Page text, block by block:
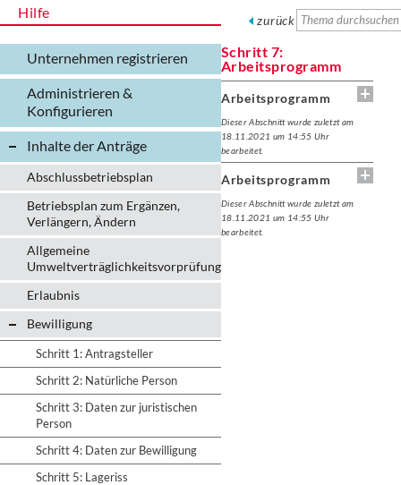
Hilfe
Unternehmen registrieren
Administrieren &
Konfigurieren
Inhalte der Anträge
Abschlussbetriebsplan
Betriebsplan zum Ergänzen,
Verlängern, Ändern
Allgemeine
Umweltverträglichkeitsvorprüfung
Erlaubnis
Bewilligung
Schritt 1: Antragsteller
Schritt 2: Natürliche Person
Schritt 3: Daten zur juristischen
Person
Schritt 4: Daten zur Bewilligung
Schritt 5: Lageriss
zurück
Schritt 7:
Arbeitsprogramm
Arbeitsprogramm
Dieser Abschnitt wurde zuletzt am
18.11.2021 um 14:55 Uhr
bearbeitet.
Arbeitsprogramm
Dieser Abschnitt wurde zuletzt am
18.11.2021 um 14:55 Uhr
bearbeitet.